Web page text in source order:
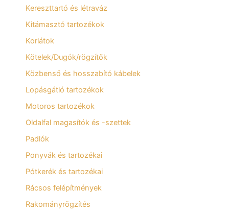
Kereszttartó és létraváz
Kitámasztó tartozékok
Korlátok
Kötelek/Dugók/rögzítők
Közbenső és hosszabító kábelek
Lopásgátló tartozékok
Motoros tartozékok
Oldalfal magasítók és -szettek
Padlók
Ponyvák és tartozékai
Pótkerék és tartozékai
Rácsos felépítmények
Rakományrögzítés